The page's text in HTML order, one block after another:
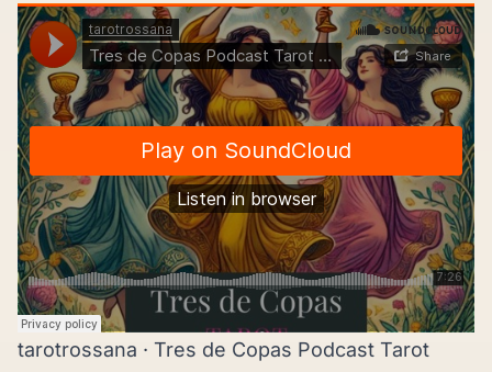
tarotrossana · Tres de Copas Podcast Tarot